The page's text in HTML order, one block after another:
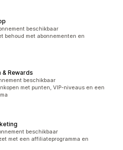
beschikbaar
behoud met abonnementen en
Rewards
beschikbaar
met punten, VIP-niveaus en een
beschikbaar
met een affiliateprogramma en